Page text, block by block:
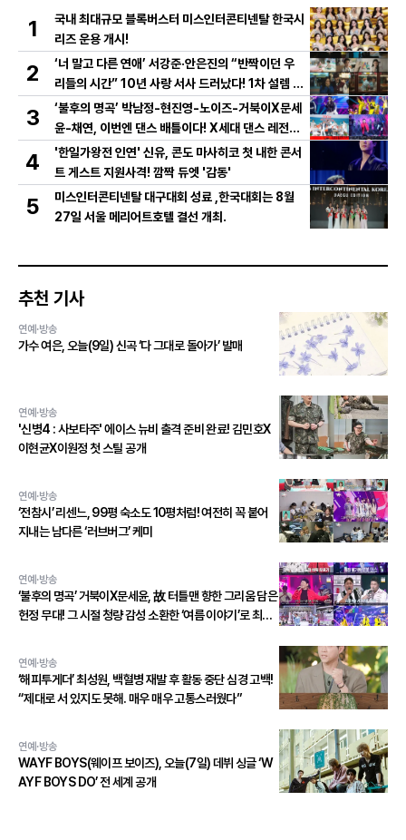
1
국내 최대규모 블록버스터 미스인터콘티넨탈 한국시
리즈 운용 개시!
2
‘너 말고 다른 연애’ 서강준·안은진의 “반짝이던 우
리들의 시간” 10년 사랑 서사 드러났다! 1차 설렘 티
저 영상 공개!
3
‘불후의 명곡’ 박남정-현진영-노이즈-거북이X문세
윤-채연, 이번엔 댄스 배틀이다! X세대 댄스 레전드
총출동! 댄스 본능 깨운다!
4
'한일가왕전 인연' 신유, 콘도 마사히코 첫 내한 콘서
트 게스트 지원사격! 깜짝 듀엣 '감동'
5
미스인터콘티넨탈 대구대회 성료 ,한국대회는 8월
27일 서울 메리어트호텔 결선 개최.
추천 기사
연예·방송
가수 여은, 오늘(9일) 신곡 ‘다 그대로 돌아가’ 발매
연예·방송
'신병4 : 사보타주' 에이스 뉴비 출격 준비 완료! 김민호X
이현균X이원정 첫 스틸 공개
연예·방송
‘전참시’ 리센느, 99평 숙소도 10평처럼! 여전히 꼭 붙어
지내는 남다른 ‘러브버그’ 케미
연예·방송
‘불후의 명곡’ 거북이X문세윤, 故 터틀맨 향한 그리움 담은
헌정 무대! 그 시절 청량 감성 소환한 ‘여름 이야기’로 최종
연예·방송
‘해피투게더’ 최성원, 백혈병 재발 후 활동 중단 심경 고백!
“제대로 서 있지도 못해. 매우 매우 고통스러웠다”
연예·방송
WAYF BOYS(웨이프 보이즈), 오늘(7일) 데뷔 싱글 ‘W
AYF BOYS DO’ 전 세계 공개